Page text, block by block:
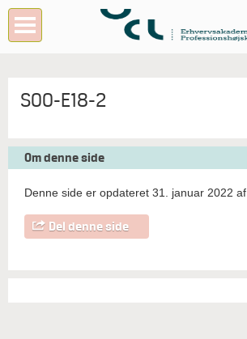
SOO-E18-2
Om denne side
Denne side er opdateret 31. januar 2022 af
Del denne side